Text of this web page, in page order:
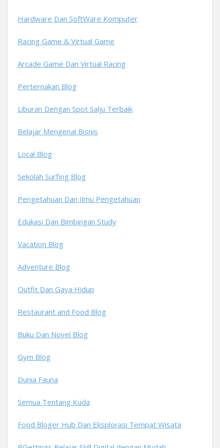
Hardware Dan SoftWare Komputer
Racing Game & Virtual Game
Arcade Game Dan Virtual Racing
Perternakan Blog
Liburan Dengan Spot Salju Terbaik
Belajar Mengenal Bisnis
Local Blog
Sekolah Surfing Blog
Pengetahuan Dan Ilmu Pengetahuan
Edukasi Dan Bimbingan Study
Vacation Blog
Adventure Blog
Outfit Dan Gaya Hidup
Restaurant and Food Blog
Buku Dan Novel Blog
Gym Blog
Dunia Fauna
Semua Tentang Kuda
Food Bloger Hub Dan Eksplorasi Tempat Wisata